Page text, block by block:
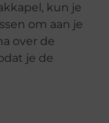
kun je
om aan je
over de
je de